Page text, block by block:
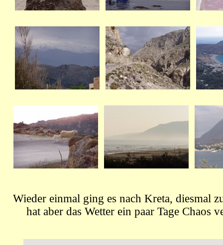
Wieder einmal ging es nach Kreta, diesmal
hat aber das Wetter ein paar Tage Chaos